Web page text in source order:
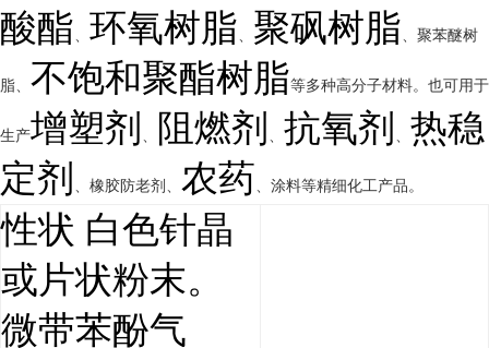
酸酯 环氧树脂 聚砜树脂 、聚苯醚树
脂、 不饱和聚酯树脂等多种高分子材料。也可用于
生产增塑剂 阻燃剂 抗氧剂 热稳
定剂
、橡胶防老剂、 农药 、涂料等精细化工产品。
性状 白色针晶
或片状粉末。
微带苯酚气